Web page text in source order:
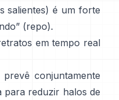
salientes) é um forte
(repo).
em tempo real
prevê conjuntamente
reduzir halos de